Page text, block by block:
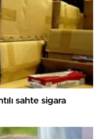
sahte sigara